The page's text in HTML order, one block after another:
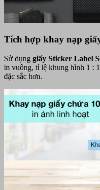
Tích hợp khay nạp
Sử dụng giấy Sticker Label
in vuông, tỉ lệ khung hình 1 :
đặc sắc hơn.